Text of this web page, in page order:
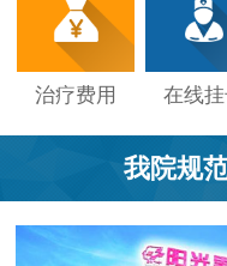
治疗费用 在线
我院规